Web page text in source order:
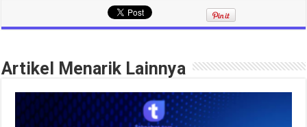
Artikel Menarik Lainnya